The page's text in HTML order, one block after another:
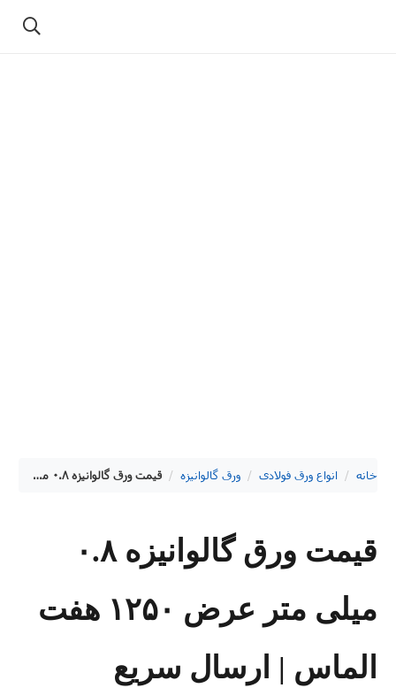
خانه / انواع ورق فولادی / ورق گالوانیزه / قیمت ورق گالوانیزه ۰.۸ میلی متر عرض ۱۲۵۰ هفت الماس | ارسال سریع
قیمت ورق گالوانیزه ۰.۸
میلی متر عرض ۱۲۵۰ هفت
الماس | ارسال سریع